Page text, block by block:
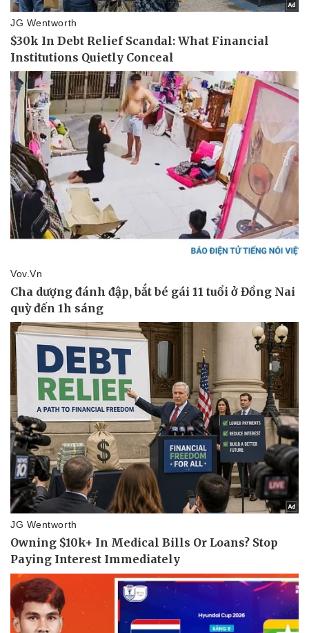
Pháp luật
Vụ án
Tin nóng
Tư vấn luật
Quân sự - Quốc phòng
Vũ khí
Việt Nam